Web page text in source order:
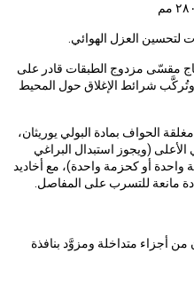
العزل الهوائي.
مقسّى مزدوج الطبقات قادر على
شرائط الإغلاق حول المحيط
الحواف بمادة البولي يوريثان،
(ويجوز استبدال البراغي
واحدة أو كحزمة واحدة)، مع أخاديد
مانعة للتسرب على المفاصل.
متداخلة ومزوَّد بنافذة